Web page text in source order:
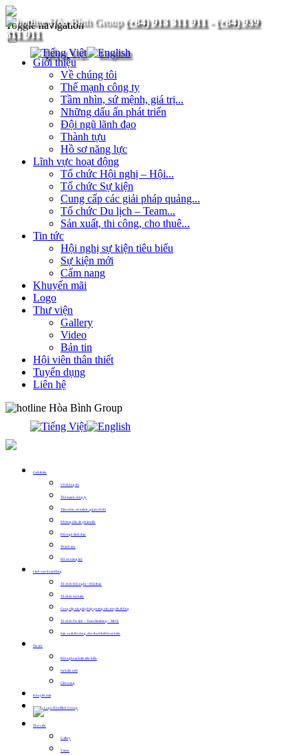
(+84) 913 311 911- (+84) 939
311 911
Toggle navigation
Giới thiệu
Về chúng tôi
Thế mạnh công ty
Tầm nhìn, sứ mệnh, giá trị...
Những dấu ấn phát triển
Đội ngũ lãnh đạo
Thành tựu
Hồ sơ năng lực
Lĩnh vực hoạt động
Tổ chức Hội nghị – Hội...
Tổ chức Sự kiện
Cung cấp các giải pháp quảng...
Tổ chức Du lịch – Team...
Sản xuất, thi công, cho thuê...
Tin tức
Hội nghị sự kiện tiêu biểu
Sự kiện mới
Cẩm nang
Khuyến mãi
Logo
Thư viện
Gallery
Video
Bản tin
Hội viên thân thiết
Tuyển dụng
Liên hệ
Giới thiệu
Về chúng tôi
Thế mạnh công ty
Tầm nhìn, sứ mệnh, giá trị cốt lõi
Những dấu ấn phát triển
Đội ngũ lãnh đạo
Thành tựu
Hồ sơ năng lực
Lĩnh vực hoạt động
Tổ chức Hội nghị – Hội thảo
Tổ chức Sự kiện
Cung cấp các giải pháp quảng cáo, truyền thông
Tổ chức Du lịch – Team Building – MICE
Sản xuất, thi công, cho thuê thiết bị sự kiện
Tin tức
Hội nghị sự kiện tiêu biểu
Sự kiện mới
Cẩm nang
Khuyến mãi
Thư viện
Gallery
Video